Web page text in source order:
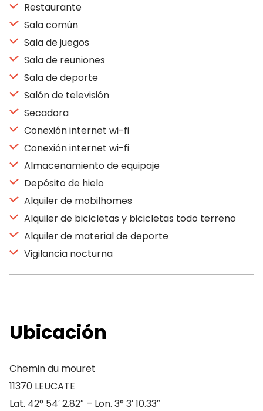
Restaurante
Sala común
Sala de juegos
Sala de reuniones
Sala de deporte
Salón de televisión
Secadora
Conexión internet wi-fi
Conexión internet wi-fi
Almacenamiento de equipaje
Depósito de hielo
Alquiler de mobilhomes
Alquiler de bicicletas y bicicletas todo terreno
Alquiler de material de deporte
Vigilancia nocturna
Ubicación
Chemin du mouret
11370 LEUCATE
Lat. 42° 54′ 2.82″ – Lon. 3° 3′ 10.33″